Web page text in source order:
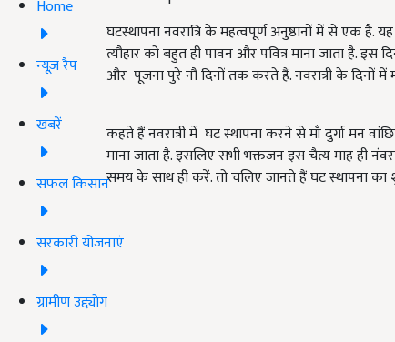
Home
न्यूज़ रैप
खबरें
सफल किसान
सरकारी योजनाएं
ग्रामीण उद्द्योग
घटस्थापना नवरात्रि के महत्वपूर्ण अनुष्ठानों में से एक है.
त्यौहार को बहुत ही पावन और पवित्र माना जाता है.
और पूजना पुरे नौ दिनों तक करते हैं. नवरात्री के दिनों
कहते हैं नवरात्री में घट स्थापना करने से माँ दुर्गा मन
माना जाता है. इसलिए सभी भक्तजन इस चैत्य माह ही
समय के साथ ही करें. तो चलिए जानते हैं घट स्थापना